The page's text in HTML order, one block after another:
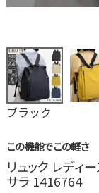
ブラック
この機能でこの軽さ
リュック レディ
サラ 1416764